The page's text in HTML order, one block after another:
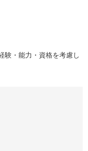
・能力・資格を考慮し